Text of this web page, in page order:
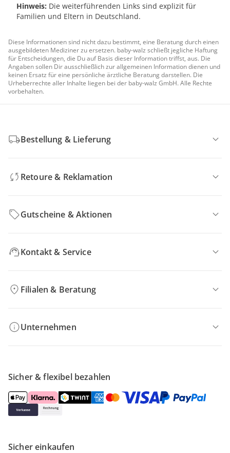
Hinweis: Die weiterführenden Links sind explizit für
Familien und Eltern in Deutschland.
Diese Informationen sind nicht dazu bestimmt, eine Beratung durch einen
ausgebildeten Mediziner zu ersetzen. baby-walz schließt jegliche Haftung
für Entscheidungen, die Du auf Basis dieser Information triffst, aus. Die
Angaben sollen Dir ausschließlich zur allgemeinen Information dienen und
keinen Ersatz für eine persönliche ärztliche Beratung darstellen. Die
Urheberrechte aller Inhalte liegen bei der baby-walz GmbH. Alle Rechte
vorbehalten.
Bestellung & Lieferung
Retoure & Reklamation
Gutscheine & Aktionen
Kontakt & Service
Filialen & Beratung
Unternehmen
Sicher & flexibel bezahlen
Sicher einkaufen